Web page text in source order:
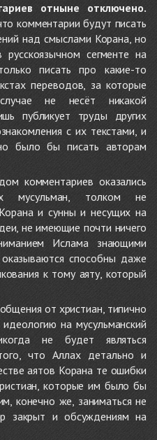
отныне отключено.
комментарии будут писать
над смыслами Корана, но
сегменте на
писать про какие-то
переводов, за которые
не несёт никакой
публикует труды других
с их текстами, и
было бы писать авторам
комментариев оказались
мусульман, толком не
и сунны и несущих на
не имеющие почти ничего
Ислама знающими
способны даже
к тому аяту, который
от христиан, типично
на мусульманский
не будет являться
что Аллах детально и
аятов Корана те ошибки
которые им было бы
конечно же, заниматься не
закрыт и обсуждениям на